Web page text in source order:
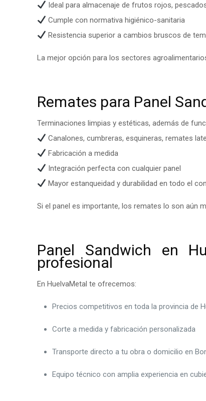
Ideal para almacenaje de frutos rojos,
Cumple con normativa higiénico-sanitaria
Resistencia superior a cambios bruscos de
La mejor opción para los sectores
Remates para Panel
Terminaciones limpias y estéticas, además de
Canalones, cumbreras, esquineras, remates
Fabricación a medida
Integración perfecta con cualquier panel
Mayor estanqueidad y durabilidad en todo el
Si el panel es importante, los remates lo son aún
Panel Sandwich en
profesional
En HuelvaMetal te ofrecemos:
Precios competitivos en toda la provincia de
Corte a medida y fabricación personalizada
Transporte directo a tu obra o domicilio en
Equipo técnico con amplia experiencia en